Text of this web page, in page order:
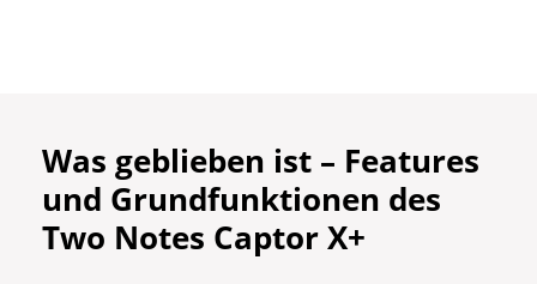
Was geblieben ist – Features
und Grundfunktionen des
Two Notes Captor X+